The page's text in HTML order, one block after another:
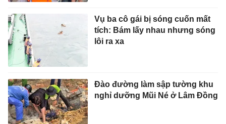
Vụ ba cô gái bị sóng cuốn mất
tích: Bám lấy nhau nhưng sóng
lôi ra xa
Đào đường làm sập tường khu
nghỉ dưỡng Mũi Né ở Lâm Đồng